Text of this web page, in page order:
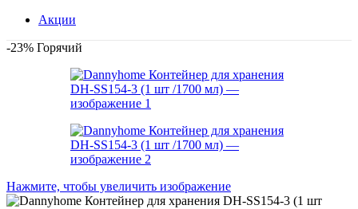
Акции
-23% Горячий
Нажмите, чтобы увеличить изображение